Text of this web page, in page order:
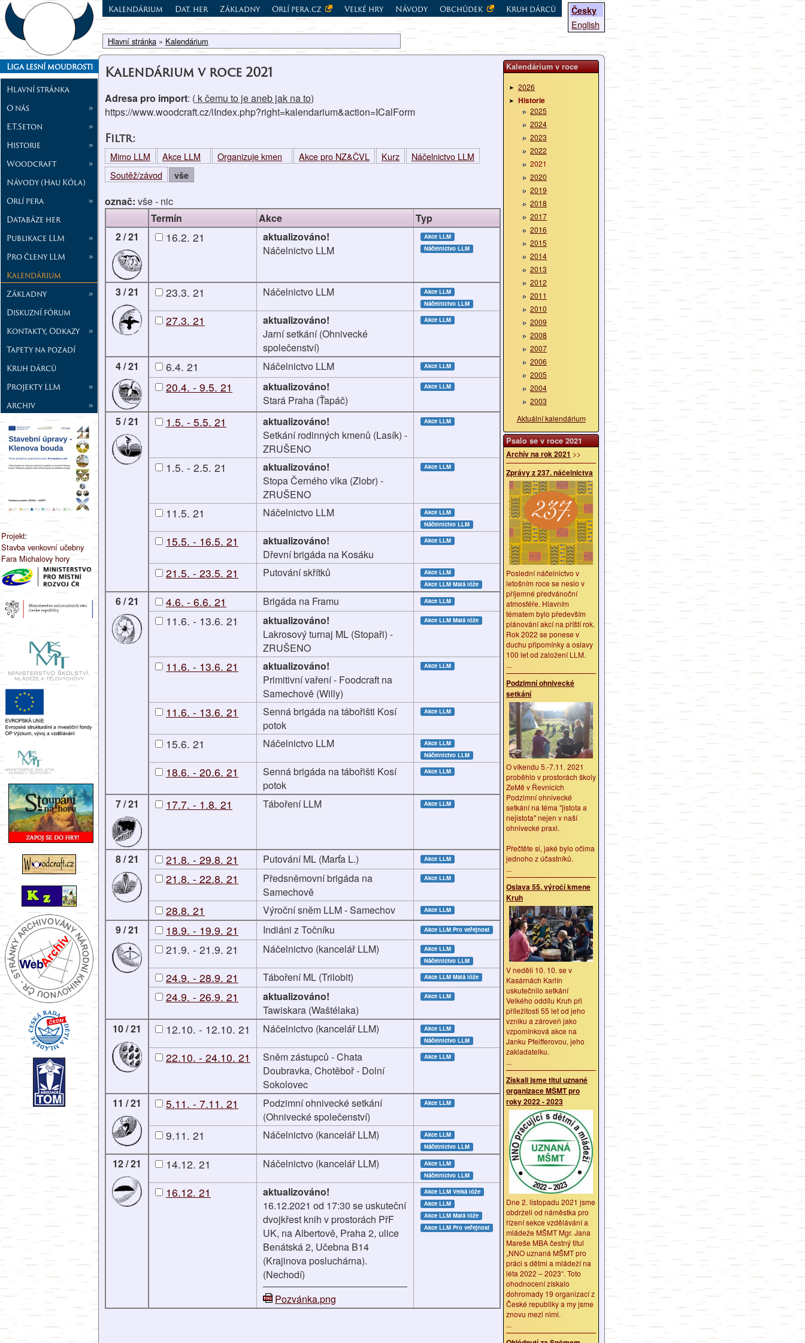
Liga lesní moudrosti
Hlavní stránka
O nás
»
E.T.Seton
»
Historie
»
Woodcraft
»
Návody (Hau Kóla)
Orlí pera
»
Databáze her
Publikace LLM
»
Pro členy LLM
»
Kalendárium
Základny
»
Diskuzní fórum
Kontakty, Odkazy
»
Tapety na pozadí
Kruh dárců
Projekty LLM
»
Archiv
»
Projekt:
Stavba venkovní učebny
Fara Michalovy hory
Česky
English
Kalendárium Dat. her Základny Orlí pera.cz Velké hry Návody Obchůdek Kruh dárců
Hlavní stránka » Kalendárium
Kalendárium v roce
2026
Historie
2025
2024
2023
2022
2021
2020
2019
2018
2017
2016
2015
2014
2013
2012
2011
2010
2009
2008
2007
2006
2005
2004
2003
Aktuální kalendárium
Psalo se v roce 2021
Archív na rok 2021 >>
Zprávy z 237. náčelnictva
Poslední náčelnictvo v
letošním roce se neslo v
příjemné předvánoční
atmosféře. Hlavním
tématem bylo především
plánování akcí na příští rok.
Rok 2022 se ponese v
duchu připomínky a oslavy
100 let od založení LLM.
...
Podzimní ohnivecké
setkání
O víkendu 5.-7.11. 2021
proběhlo v prostorách školy
ZeMě v Řevnicích
Podzimní ohnivecké
setkání na téma "jistota a
nejistota" nejen v naší
ohnivecké praxi.
Přečtěte si, jaké bylo očima
jednoho z účastníků.
...
Oslava 55. výročí kmene
Kruh
V neděli 10. 10. se v
Kasárnách Karlín
uskutečnilo setkání
Velkého oddílu Kruh při
příležitosti 55 let od jeho
vzniku a zároveň jako
vzpomínková akce na
Janku Pfeifferovou, jeho
zakladatelku.
...
Získali jsme titul uznané
organizace MŠMT pro
roky 2022 - 2023
Dne 2. listopadu 2021 jsme
obdrželi od náměstka pro
řízení sekce vzdělávání a
mládeže MŠMT Mgr. Jana
Mareše MBA čestný titul
„NNO uznaná MŠMT pro
práci s dětmi a mládeží na
léta 2022 – 2023“. Toto
ohodnocení získalo
dohromady 19 organizací z
České republiky a my jsme
znovu mezi nimi.
...
Kalendárium v roce 2021
Adresa pro import: ( k čemu to je aneb jak na to)
https://www.woodcraft.cz/iIndex.php?right=kalendarium&action=ICalForm
Filtr:
Mimo LLM Akce LLM Organizuje kmen Akce pro NZ&ČVL Kurz
Náčelnictvo LLM
Soutěž/závod
vše
označ: vše- nic
Termín
Akce
Typ
2 / 21
16.2. 21
aktualizováno!
Náčelnictvo LLM
Akce LLM
Náčelnictvo LLM
3 / 21 23.3. 21 Náčelnictvo LLM
Akce LLM
Náčelnictvo LLM
27.3. 21
aktualizováno!
Jarní setkání (Ohnivecké
společenství)
Akce LLM
4 / 21 6.4. 21 Náčelnictvo LLM Akce LLM
20.4. - 9.5. 21
aktualizováno!
Stará Praha (Ťapáč)
Akce LLM
5 / 21 1.5. - 5.5. 21
aktualizováno!
Setkání rodinných kmenů (Lasík) -
ZRUŠENO
Akce LLM
1.5. - 2.5. 21
aktualizováno!
Stopa Černého vlka (Zlobr) -
ZRUŠENO
Akce LLM
11.5. 21 Náčelnictvo LLM
Akce LLM
Náčelnictvo LLM
15.5. - 16.5. 21
aktualizováno!
Dřevní brigáda na Kosáku
Akce LLM
21.5. - 23.5. 21 Putování skřítků
Akce LLM
Akce LLM Malá lóže
6 / 21 4.6. - 6.6. 21 Brigáda na Framu Akce LLM
11.6. - 13.6. 21
aktualizováno!
Lakrosový turnaj ML (Stopaři) -
ZRUŠENO
Akce LLM Malá lóže
11.6. - 13.6. 21
aktualizováno!
Primitivní vaření - Foodcraft na
Samechově (Willy)
Akce LLM
11.6. - 13.6. 21
Senná brigáda na tábořišti Kosí
potok
Akce LLM
15.6. 21 Náčelnictvo LLM
Akce LLM
Náčelnictvo LLM
18.6. - 20.6. 21
Senná brigáda na tábořišti Kosí
potok
Akce LLM
7 / 21 17.7. - 1.8. 21 Táboření LLM Akce LLM
8 / 21 21.8. - 29.8. 21 Putování ML (Marťa L.) Akce LLM
21.8. - 22.8. 21
Předsněmovní brigáda na
Samechově
Akce LLM
28.8. 21 Výroční sněm LLM - Samechov Akce LLM
9 / 21 18.9. - 19.9. 21 Indiáni z Točníku Akce LLM Pro veřejnost
21.9. - 21.9. 21 Náčelnictvo (kancelář LLM)
Akce LLM
Náčelnictvo LLM
24.9. - 28.9. 21 Táboření ML (Trilobit) Akce LLM Malá lóže
24.9. - 26.9. 21
aktualizováno!
Tawiskara (Waštélaka)
Akce LLM
10 / 21 12.10. - 12.10. 21 Náčelnictvo (kancelář LLM)
Akce LLM
Náčelnictvo LLM
22.10. - 24.10. 21
Sněm zástupců - Chata
Doubravka, Chotěboř - Dolní
Sokolovec
Akce LLM
11 / 21 5.11. - 7.11. 21
Podzimní ohnivecké setkání
(Ohnivecké společenství)
Akce LLM
9.11. 21 Náčelnictvo (kancelář LLM)
Akce LLM
Náčelnictvo LLM
12 / 21 14.12. 21 Náčelnictvo (kancelář LLM)
Akce LLM
Náčelnictvo LLM
16.12. 21
aktualizováno!
16.12.2021 od 17:30 se uskuteční
dvojkřest knih v prostorách PřF
UK, na Albertově, Praha 2, ulice
Benátská 2, Učebna B14
(Krajinova posluchárna).
(Nechodí)
Pozvánka.png
Akce LLM Velká lóže
Akce LLM
Akce LLM Malá lóže
Akce LLM Pro veřejnost